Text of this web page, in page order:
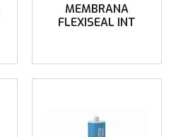
MEMBRANA
FLEXISEAL INT